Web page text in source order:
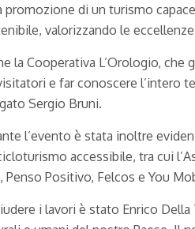
promozione di un turismo
valorizzando le
la Cooperativa L’Orologio,
e far conoscere l’intero
Sergio Bruni.
l’evento è stata inoltre
accessibile, tra cui
Penso Positivo, Felcos e You
i lavori è stato Enrico